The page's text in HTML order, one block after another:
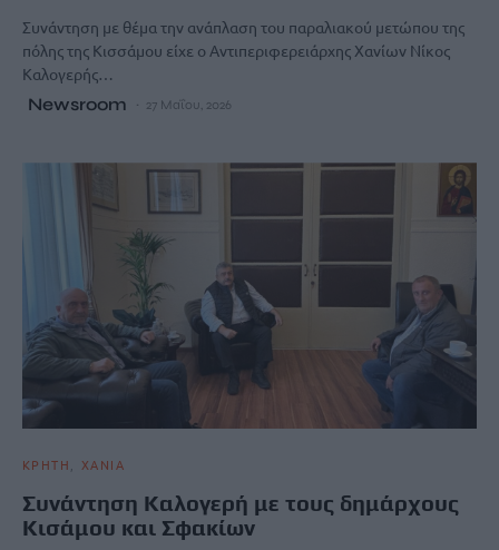
Συνάντηση με θέμα την ανάπλαση του παραλιακού μετώπου της
πόλης της Κισσάμου είχε ο Αντιπεριφερειάρχης Χανίων Νίκος
Καλογερής…
Newsroom 27 Μαΐου, 2026
ΚΡΗΤΗ ΧΑΝΙΑ
Συνάντηση Καλογερή με τους δημάρχους
Κισάμου και Σφακίων